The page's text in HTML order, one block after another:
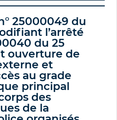
25000049 du
l’arrêté
du 25
ouverture de
et
au grade
principal
des
de la